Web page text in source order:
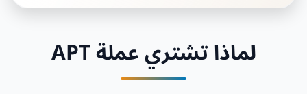
لماذا تشتري عملة APT